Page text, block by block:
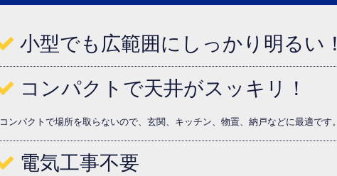
小型でも広範囲にしっかり明るい！
コンパクトで天井がスッキリ！
コンパクトで場所を取らないので、玄関、キッチン、物置、納戸などに最適です。
電気工事不要